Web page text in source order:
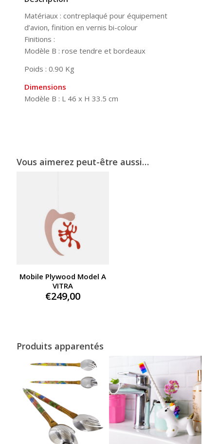
Matériaux : contreplaqué pour équipement
d’avion, finition en vernis bi-colour
Finitions :
Modèle B : rose tendre et bordeaux
Poids : 0.90 Kg
Dimensions
Modèle B : L 46 x H 33.5 cm
Vous aimerez peut-être aussi…
Mobile Plywood Model A
VITRA
€249,00
Produits apparentés